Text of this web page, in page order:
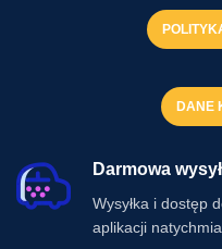
DANE
Darmowa
Wysyłka i dostęp
aplikacji